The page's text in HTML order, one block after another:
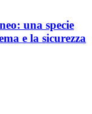
una specie
e la sicurezza